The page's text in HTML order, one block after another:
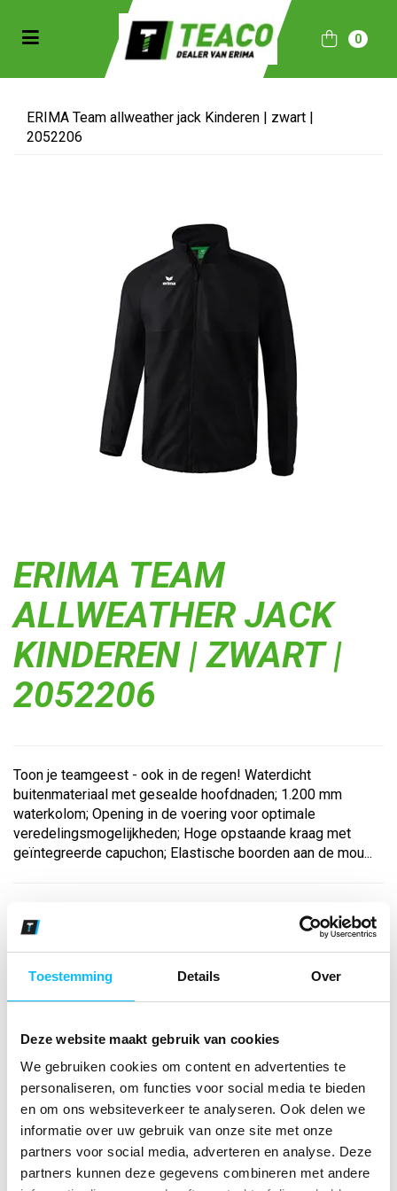
Toestemming Details Over
Deze website maakt gebruik van cookies
We gebruiken cookies om content en advertenties te
personaliseren, om functies voor social media te bieden
en om ons websiteverkeer te analyseren. Ook delen we
informatie over uw gebruik van onze site met onze
partners voor social media, adverteren en analyse. Deze
partners kunnen deze gegevens combineren met andere
(Sportkleding)
(Collecties)
Toggle navigation 0
ERIMA Team allweather jack Kinderen | zwart |
2052206
ERIMA TEAM
ALLWEATHER JACK
KINDEREN | ZWART |
2052206
Toon je teamgeest - ook in de regen! Waterdicht
buitenmateriaal met gesealde hoofdnaden; 1.200 mm
waterkolom; Opening in de voering voor optimale
veredelingsmogelijkheden; Hoge opstaande kraag met
geïntegreerde capuchon; Elastische boorden aan de mou...
Maat
*Gratis verzending vanaf €150,- exclusief BTW
Kies kleur/maat
€ 32 ,23 € 41,32 excl BTW